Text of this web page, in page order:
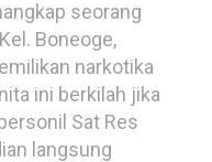
seorang
Boneoge,
narkotika
ini berkilah jika
Sat Res
langsung